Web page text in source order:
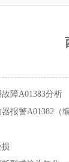
障A01383分析
器报警A01382